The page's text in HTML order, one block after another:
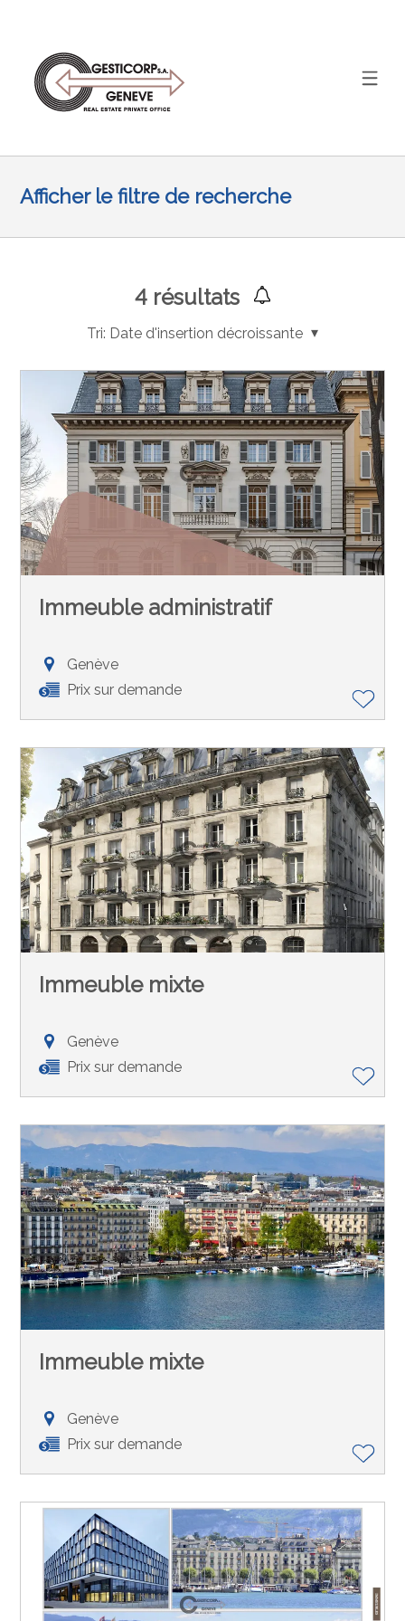
Afficher le filtre de recherche
4résultats
Tri: Date d'insertion décroissante
Immeuble administratif
Genève
Prix sur demande
Immeuble mixte
Genève
Prix sur demande
Immeuble mixte
Genève
Prix sur demande